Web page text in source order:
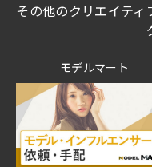
その他のクリエイテ
モデルマート